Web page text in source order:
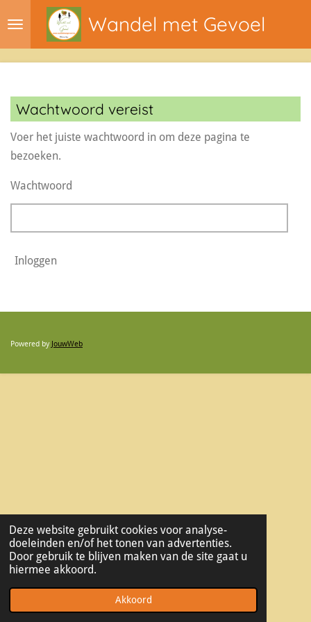
Deze website gebruikt cookies voor analyse-
doeleinden en/of het tonen van advertenties.
Door gebruik te blijven maken van de site gaat u
hiermee akkoord.
Akkoord
Wandel met Gevoel
Wachtwoord vereist
Voer het juiste wachtwoord in om deze pagina te
bezoeken.
Wachtwoord
Inloggen
Powered by JouwWeb